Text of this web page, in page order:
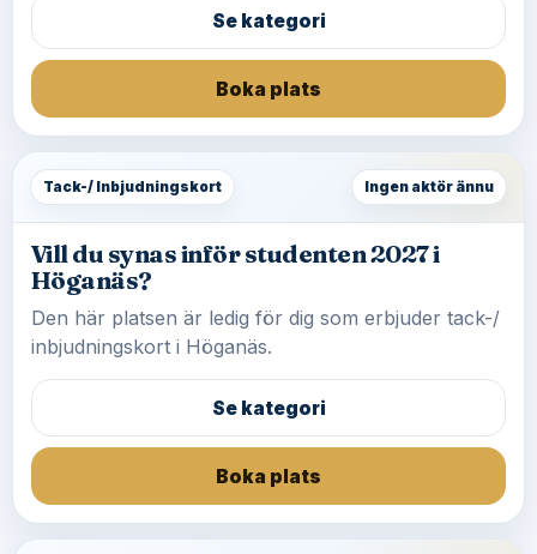
Se kategori
Boka plats
Tack-/ Inbjudningskort Ingen aktör ännu
Vill du synas inför studenten 2027 i
Höganäs?
Den här platsen är ledig för dig som erbjuder tack-/
inbjudningskort i Höganäs.
Se kategori
Boka plats